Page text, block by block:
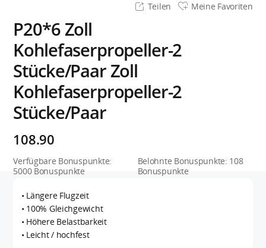
Teilen Meine Favoriten
P20*6 Zoll
Kohlefaserpropeller-2
Stücke/Paar Zoll
Kohlefaserpropeller-2
Stücke/Paar
108.90
Verfügbare Bonuspunkte:
5000 Bonuspunkte
Belohnte Bonuspunkte: 108
Bonuspunkte
• Längere Flugzeit
• 100% Gleichgewicht
• Höhere Belastbarkeit
• Leicht / hochfest